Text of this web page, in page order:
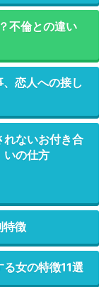
不倫との違い
恋人への接し
れないお付き合
いの仕方
特徴
る女の特徴11選